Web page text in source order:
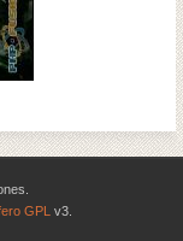
GPL v3.